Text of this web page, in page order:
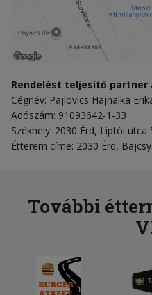
Rendelést teljesítő partner
Cégnév: Pajlovics Hajnalka
Adószám: 91093642-1-33
Székhely: 2030 Érd, Liptói utca
Étterem címe: 2030 Érd,
További